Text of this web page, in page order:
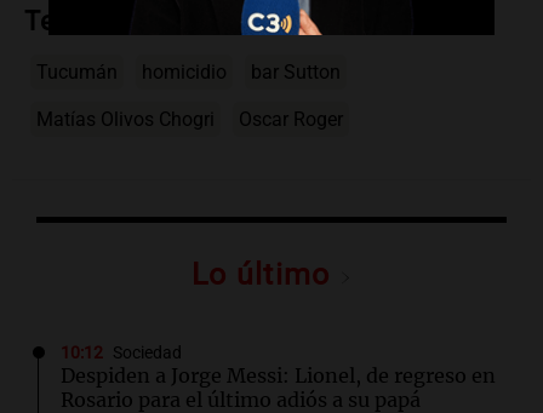
Temas
Tucumán homicidio bar Sutton
Matías Olivos Chogri Oscar Roger
Lo último
10:12 Sociedad
Despiden a Jorge Messi: Lionel, de regreso en
Rosario para el último adiós a su papá